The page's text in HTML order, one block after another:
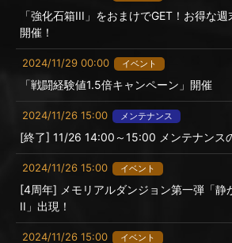
「強化石箱III」をおまけでGET！お得な
開催！
2024/11/29 00:00 イベント
「戦闘経験値1.5倍キャンペーン」開催
2024/11/26 15:00 メンテナンス
[終了] 11/26 14:00～15:00 メンテナンス
2024/11/26 15:00 イベント
[4周年] メモリアルダンジョン第一弾「静
II」出現！
2024/11/26 15:00 イベント